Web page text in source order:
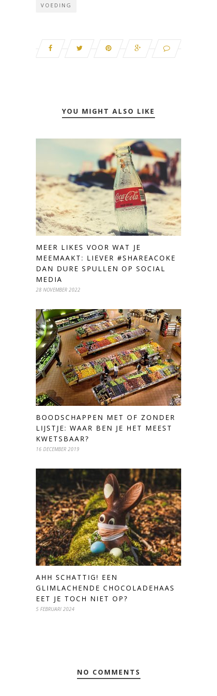
VOEDING
YOU MIGHT ALSO LIKE
MEER LIKES VOOR WAT JE
MEEMAAKT: LIEVER #SHAREACOKE
DAN DURE SPULLEN OP SOCIAL
MEDIA
28 NOVEMBER 2022
BOODSCHAPPEN MET OF ZONDER
LIJSTJE: WAAR BEN JE HET MEEST
KWETSBAAR?
16 DECEMBER 2019
AHH SCHATTIG! EEN
GLIMLACHENDE CHOCOLADEHAAS
EET JE TOCH NIET OP?
5 FEBRUARI 2024
NO COMMENTS